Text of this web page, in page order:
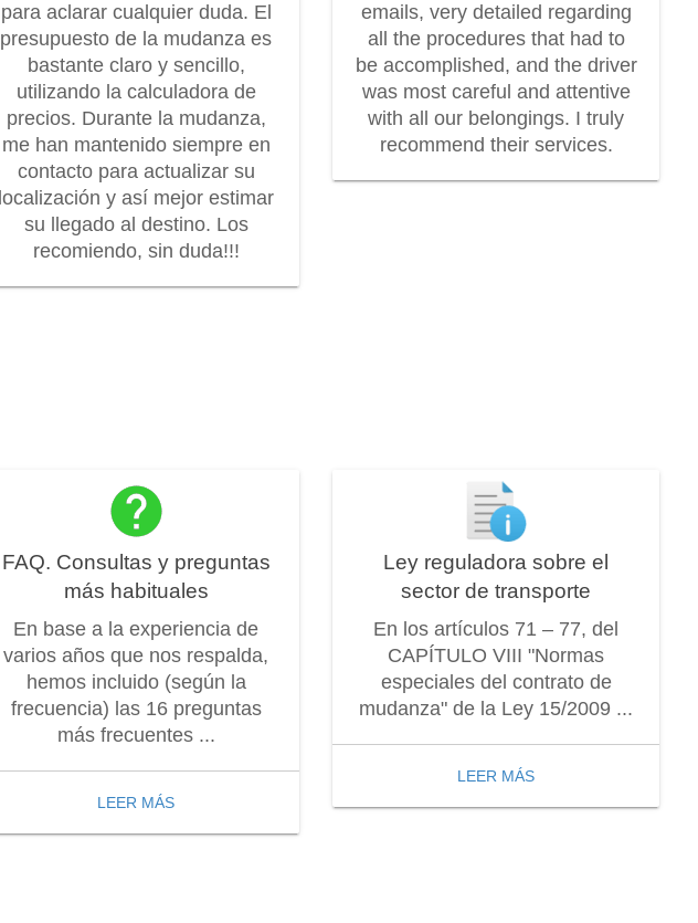
para aclarar cualquier duda. El
presupuesto de la mudanza es
bastante claro y sencillo,
utilizando la calculadora de
precios. Durante la mudanza,
me han mantenido siempre en
contacto para actualizar su
localización y así mejor estimar
su llegado al destino. Los
recomiendo, sin duda!!!
emails, very detailed regarding
all the procedures that had to
be accomplished, and the driver
was most careful and attentive
with all our belongings. I truly
recommend their services.
FAQ. Consultas y preguntas
más habituales
En base a la experiencia de
varios años que nos respalda,
hemos incluido (según la
frecuencia) las 16 preguntas
más frecuentes ...
LEER MÁS
Ley reguladora sobre el
sector de transporte
En los artículos 71 – 77, del
CAPÍTULO VIII "Normas
especiales del contrato de
mudanza" de la Ley 15/2009 ...
LEER MÁS